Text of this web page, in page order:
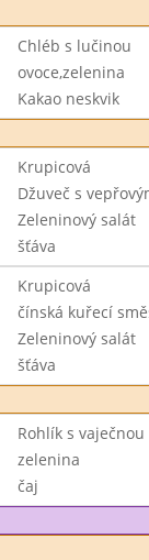
Chléb s lučinou
ovoce,zelenina
Kakao neskvik
Krupicová
Džuveč s
Zeleninový salát
šťáva
Krupicová
čínská kuřecí
Zeleninový salát
šťáva
Rohlík s
zelenina
čaj